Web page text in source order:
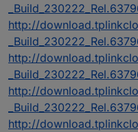
http://
http://
http://
http://